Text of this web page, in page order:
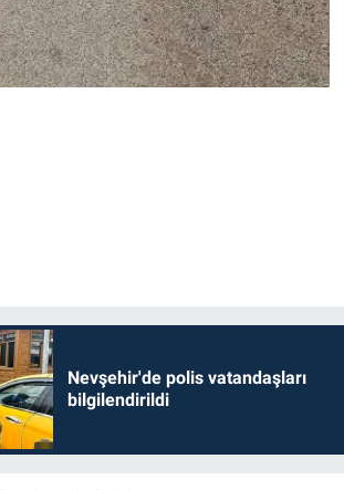
Nevşehir'de polis vatandaşları
bilgilendirildi